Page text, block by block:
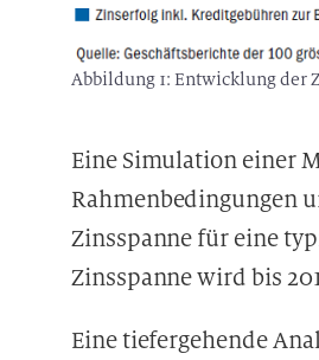
Abbildung 1: Entwicklung der
Eine Simulation einer
Rahmenbedingungen
Zinsspanne für eine
Zinsspanne wird bis
Eine tiefergehende